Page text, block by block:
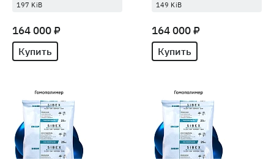
197 KiB
164 000 ₽
Купить
149 KiB
164 000 ₽
Купить